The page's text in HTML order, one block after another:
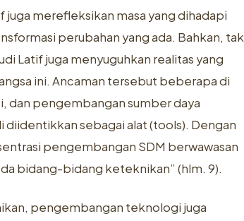
juga merefleksikan masa yang dihadapi
perubahan yang ada. Bahkan, tak
Latif juga menyuguhkan realitas yang
ini. Ancaman tersebut beberapa di
dan pengembangan sumber daya
diidentikkan sebagai alat (tools). Dengan
pengembangan SDM berwawasan
bidang-bidang keteknikan” (hlm. 9).
pengembangan teknologi juga